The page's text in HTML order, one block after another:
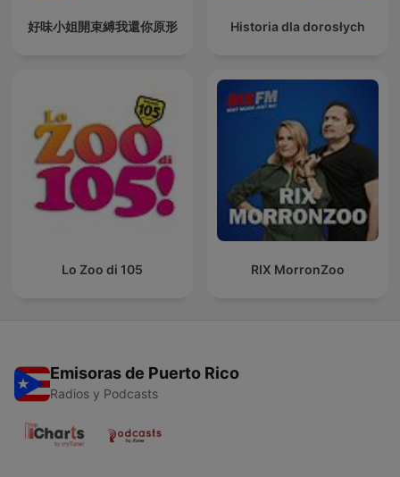
好味小姐開束縛我還你原形 Historia dla dorosłych
Lo Zoo di 105 RIX MorronZoo
Emisoras de Puerto Rico
Radios y Podcasts